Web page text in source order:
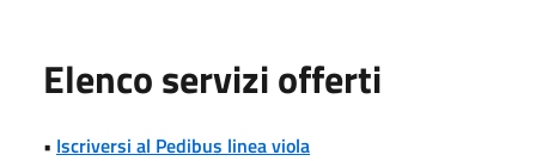
Elenco servizi offerti
• Iscriversi al Pedibus linea viola